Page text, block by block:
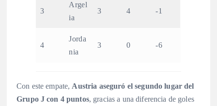
3
Argel
ia
3 4 -1
4
Jorda
nia
3 0 -6
Con este empate, Austria aseguró el segundo lugar del
Grupo J con 4 puntos, gracias a una diferencia de goles